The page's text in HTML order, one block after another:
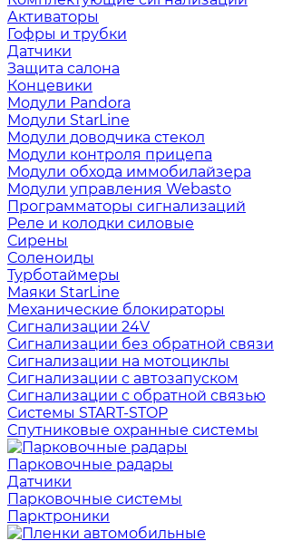
Активаторы
Гофры и трубки
Датчики
Защита салона
Концевики
Модули Pandora
Модули StarLine
Модули доводчика стекол
Модули контроля прицепа
Модули обхода иммобилайзера
Модули управления Webasto
Программаторы сигнализаций
Реле и колодки силовые
Сирены
Соленоиды
Турботаймеры
Маяки StarLine
Механические блокираторы
Сигнализации 24V
Сигнализации без обратной связи
Сигнализации на мотоциклы
Сигнализации с автозапуском
Сигнализации с обратной связью
Системы START-STOP
Спутниковые охранные системы
Парковочные радары
Датчики
Парковочные системы
Парктроники